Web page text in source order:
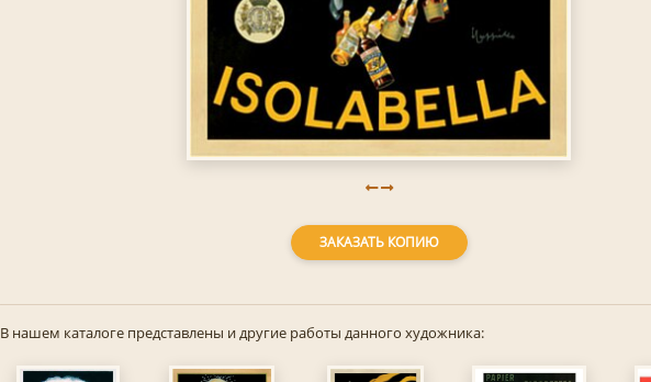
ЗАКАЗАТЬ КОПИЮ
В нашем каталоге представлены и другие работы данного художника: